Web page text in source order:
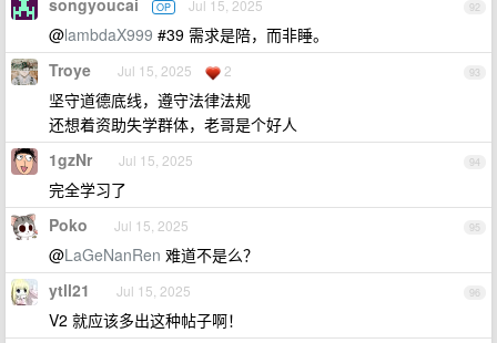
92
songyoucai OP Jul 15, 2025
@lambdaX999 #39 需求是陪，而非睡。
93
Troye Jul 15, 2025 2
坚守道德底线，遵守法律法规
还想着资助失学群体，老哥是个好人
94
1gzNr Jul 15, 2025
完全学习了
95
Poko Jul 15, 2025
@LaGeNanRen 难道不是么？
96
ytll21 Jul 15, 2025
V2 就应该多出这种帖子啊！